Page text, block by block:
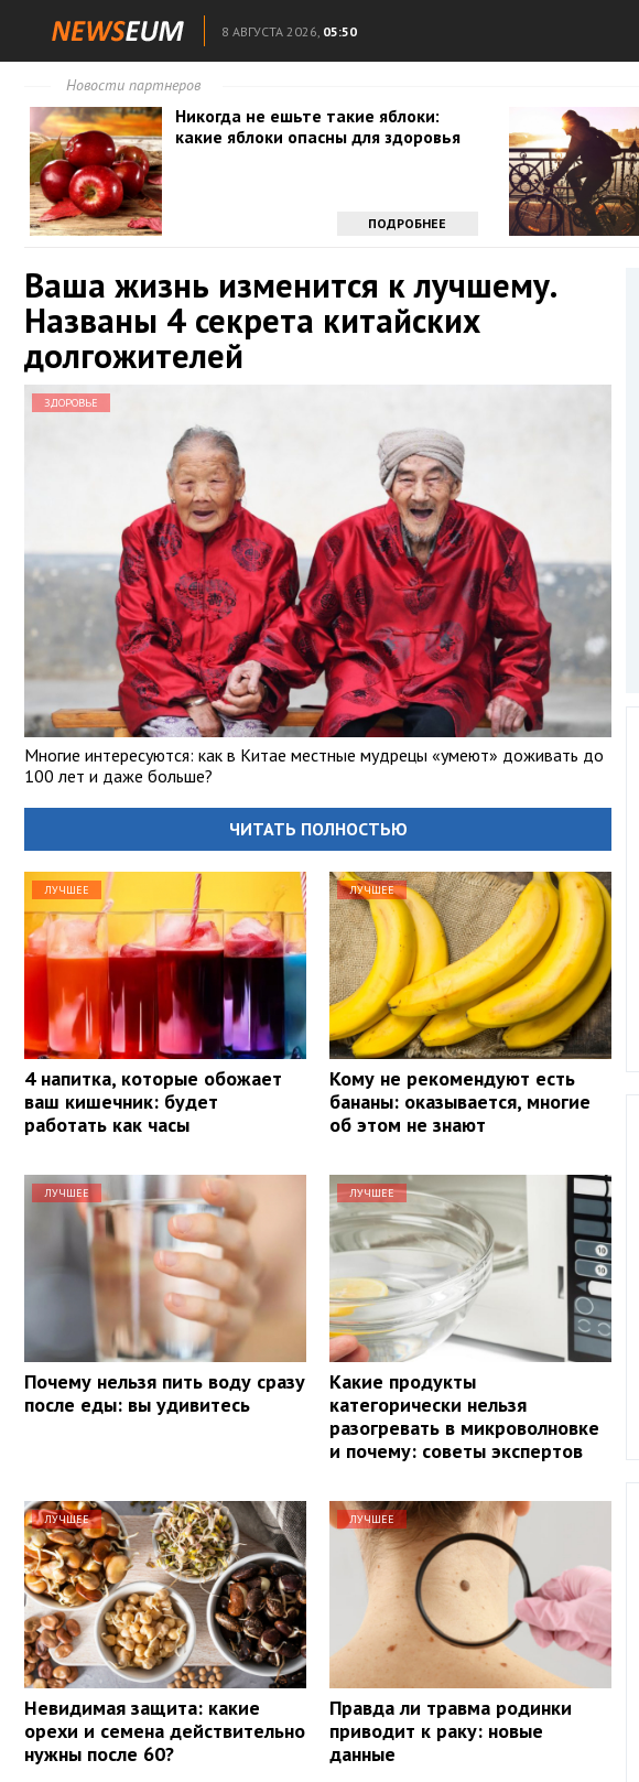
8 АВГУСТА 2026, 05:50
Новости партнеров
Никогда не ешьте такие яблоки:
какие яблоки опасны для здоровья
ПОДРОБНЕЕ
Ваша жизнь изменится к лучшему.
Названы 4 секрета китайских
долгожителей
ЗДОРОВЬЕ
Многие интересуются: как в Китае местные мудрецы «умеют» доживать до
100 лет и даже больше?
ЧИТАТЬ ПОЛНОСТЬЮ
ЛУЧШЕЕ
4 напитка, которые обожает
ваш кишечник: будет
работать как часы
ЛУЧШЕЕ
Кому не рекомендуют есть
бананы: оказывается, многие
об этом не знают
ЛУЧШЕЕ
Почему нельзя пить воду сразу
после еды: вы удивитесь
ЛУЧШЕЕ
Какие продукты
категорически нельзя
разогревать в микроволновке
и почему: советы экспертов
ЛУЧШЕЕ
Невидимая защита: какие
орехи и семена действительно
нужны после 60?
ЛУЧШЕЕ
Правда ли травма родинки
приводит к раку: новые
данные